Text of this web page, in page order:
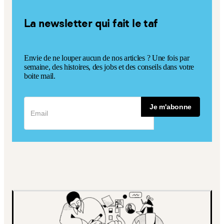
La newsletter qui fait le taf
Envie de ne louper aucun de nos articles ? Une fois par
semaine, des histoires, des jobs et des conseils dans votre
boite mail.
Je m'abonne